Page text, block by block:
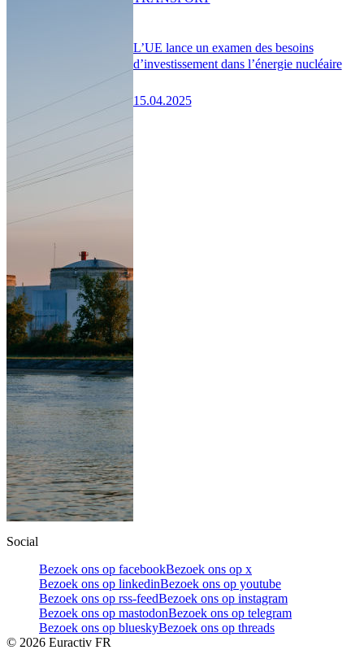
L’UE lance un examen des besoins
d’investissement dans l’énergie nucléaire
15.04.2025
Social
Bezoek ons op facebookBezoek ons op x
Bezoek ons op linkedinBezoek ons op youtube
Bezoek ons op rss-feedBezoek ons op instagram
Bezoek ons op mastodonBezoek ons op telegram
Bezoek ons op blueskyBezoek ons op threads
© 2026 Euractiv FR